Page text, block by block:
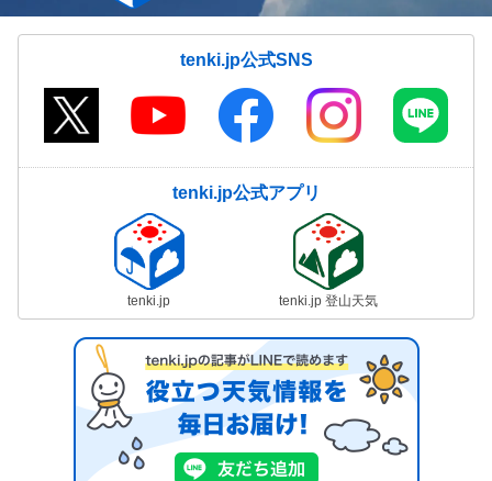
tenki.jp公式SNS
tenki.jp公式アプリ
tenki.jp tenki.jp 登山天気